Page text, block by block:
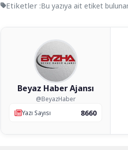
Etiketler :Bu yazıya ait etiket
Beyaz Haber Ajansı
@BeyazHaber
Yazı Sayısı
8660